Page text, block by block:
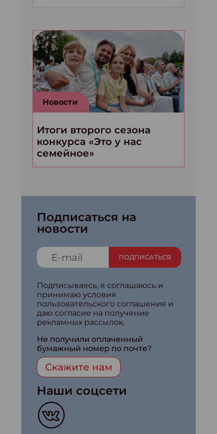
Новости
Итоги второго сезона
конкурса «Это у нас
семейное»
Подписаться на
новости
ПОДПИСАТЬСЯ
Подписываясь, я соглашаюсь и
принимаю условия
пользовательского соглашения и
даю согласие на получение
рекламных рассылок.
Не получили оплаченный
бумажный номер по почте?
Скажите нам
Наши соцсети